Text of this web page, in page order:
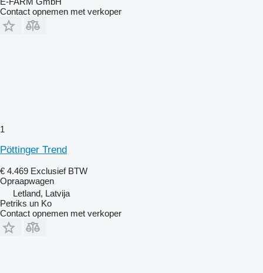
Contact opnemen met verkoper
1
Pöttinger Trend
€ 4.469 Exclusief BTW
Opraapwagen
Letland, Latvija
Petriks un Ko
Contact opnemen met verkoper